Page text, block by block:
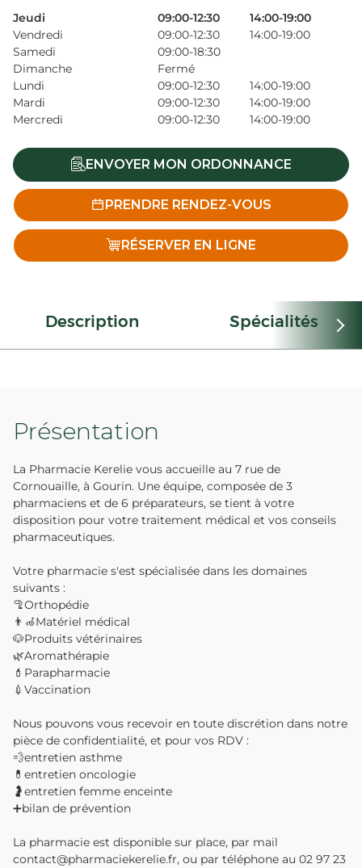
Jeudi
09:00-12:30
14:00-19:00
Vendredi
09:00-12:30
14:00-19:00
Samedi
09:00-18:30
Dimanche
Fermé
Lundi
09:00-12:30
14:00-19:00
Mardi
09:00-12:30
14:00-19:00
Mercredi
09:00-12:30 14:00-19:00
ENVOYER MON ORDONNANCE
PRENDRE RENDEZ-VOUS
RÉSERVER EN LIGNE
Description Spécialités
Présentation
La Pharmacie Kerelie vous accueille au 7 rue de
Cornouaille, à Gourin. Une équipe, composée de 3
pharmaciens et de 6 préparateurs, se tient à votre
disposition pour votre traitement médical et vos conseils
pharmaceutiques.
Votre pharmacie s'est spécialisée dans les domaines
suivants :
🦿Orthopédie
👨‍🦽Matériel médical
🐶Produits vétérinaires
🌿Aromathérapie
💄Parapharmacie
💉Vaccination
Nous pouvons vous recevoir en toute discrétion dans notre
pièce de confidentialité, et pour vos RDV :
💨entretien asthme
💊entretien oncologie
🤰entretien femme enceinte
➕bilan de prévention
La pharmacie est disponible sur place, par mail
contact@pharmaciekerelie.fr, ou par téléphone au 02 97 23